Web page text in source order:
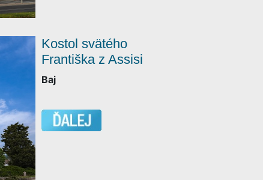
Kostol svätého
Františka z Assisi
Baj